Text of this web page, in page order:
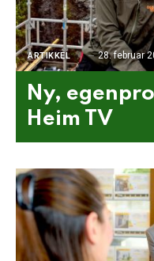
ARTIKKEL 28. februar
Ny,
Heim TV